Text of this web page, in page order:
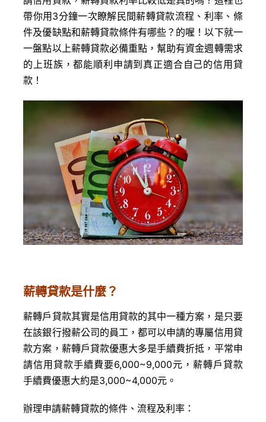
帶你用3分鐘一次瞭解民間薪轉貸款流程、利率、條
件及優缺點和薪轉貸款條件有哪些？的喔！以下就一
一盤點以上薪轉貸款必備重點，幫助有資金週轉需求
的上班族，都能順利申請到真正適合自己的信用貸
款！
薪轉貸款是什麼？
薪轉戶貸款其實是信用貸款的其中一種方案，是只要
在該銀行撥薪公司的員工，都可以申請的專屬信用貸
款方案，薪轉戶貸款優惠大多是手續費折抵，平常申
請信用貸款手續費要6,000~9,000元，薪轉戶貸款
手續費優惠大約是3,000~4,000元。
辦理申請薪轉貸款的條件、流程及利率：